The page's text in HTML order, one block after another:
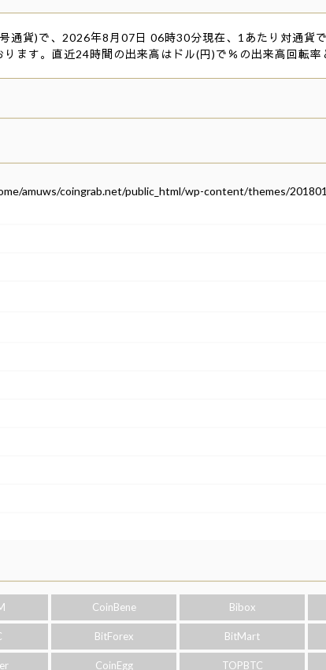
通貨)で、2026年8月07日 06時30分現在、1あたり対通
ります。直近24時間の出来高はドル(円)で％の出来高回転率
amuws/coingrab.net/public_html/wp-content/themes/
CoinBene Bibox
BitForex BitMart
CoinEgg TOPBTC